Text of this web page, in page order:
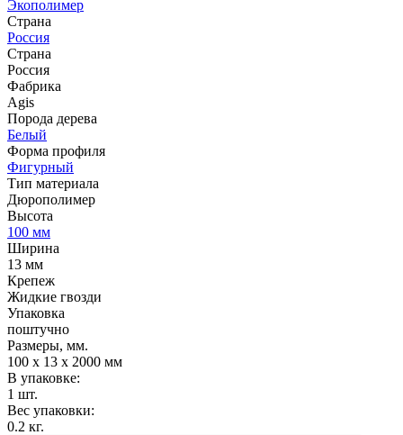
Экополимер
Страна
Россия
Страна
Россия
Фабрика
Agis
Порода дерева
Белый
Форма профиля
Фигурный
Тип материала
Дюрополимер
Высота
100 мм
Ширина
13 мм
Крепеж
Жидкие гвозди
Упаковка
поштучно
Размеры, мм.
100 х 13 х 2000 мм
В упаковке:
1 шт.
Вес упаковки:
0.2 кг.